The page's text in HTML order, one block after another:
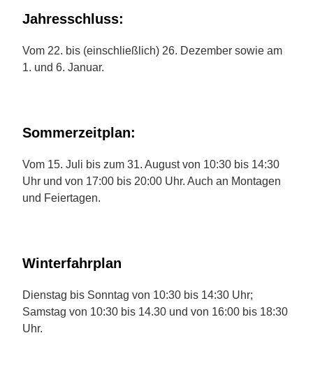
Jahresschluss:
Vom 22. bis (einschließlich) 26. Dezember sowie am
1. und 6. Januar.
Sommerzeitplan:
Vom 15. Juli bis zum 31. August von 10:30 bis 14:30
Uhr und von 17:00 bis 20:00 Uhr. Auch an Montagen
und Feiertagen.
Winterfahrplan
Dienstag bis Sonntag von 10:30 bis 14:30 Uhr;
Samstag von 10:30 bis 14.30 und von 16:00 bis 18:30
Uhr.